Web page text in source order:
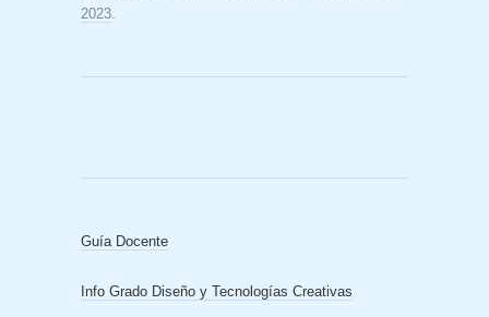
2023.
Guía Docente
Info Grado Diseño y Tecnologías Creativas